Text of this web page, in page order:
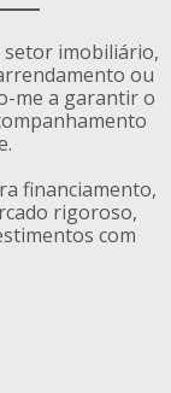
setor imobiliário,
ou
me a garantir o
financiamento,
rigoroso,
com